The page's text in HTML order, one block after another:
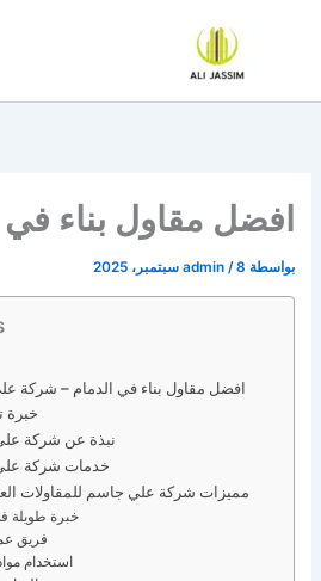
افضل مقاول بناء في
بواسطة admin /8 سبتمبر، 2025
افضل مقاول بناء في الدمام – شركة
خبرة
نبذة عن شركة
خدمات شركة علي
مميزات شركة علي جاسم للمقاولات
1. خبرة
2.
3. استخدام